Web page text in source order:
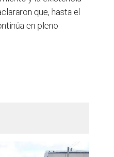
que, hasta el
en pleno